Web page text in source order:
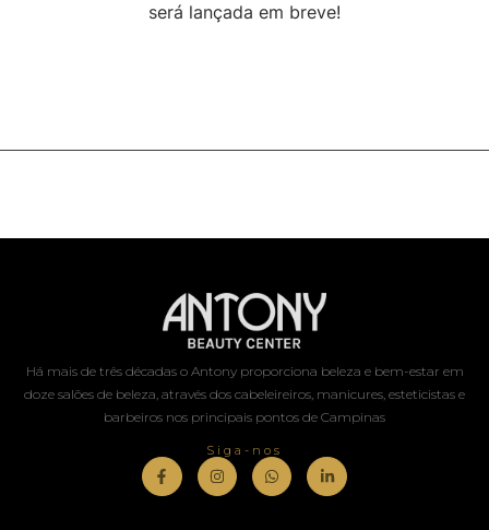
será lançada em breve!
Há mais de três décadas o Antony proporciona beleza e bem-estar em
doze salões de beleza, através dos cabeleireiros, manicures, esteticistas e
barbeiros nos principais pontos de Campinas
Siga-nos